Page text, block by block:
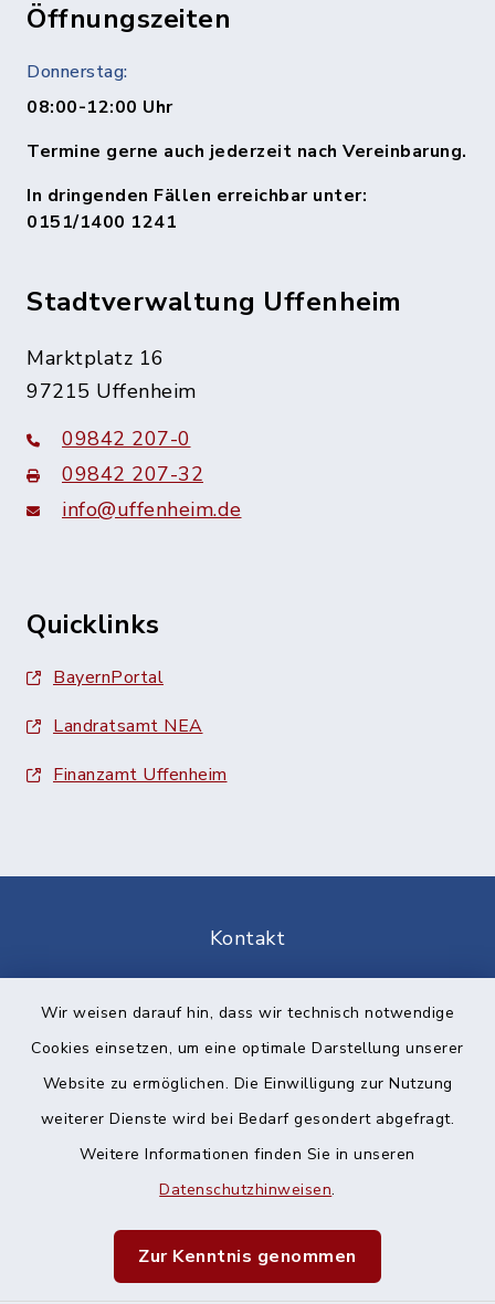
Wir weisen darauf hin, dass wir technisch notwendige
Cookies einsetzen, um eine optimale Darstellung unserer
Website zu ermöglichen. Die Einwilligung zur Nutzung
weiterer Dienste wird bei Bedarf gesondert abgefragt.
Weitere Informationen finden Sie in unseren
Datenschutzhinweisen.
Zur Kenntnis genommen
Öffnungszeiten
Donnerstag:
08:00-12:00 Uhr
Termine gerne auch jederzeit nach Vereinbarung.
In dringenden Fällen erreichbar unter:
0151/1400 1241
Stadtverwaltung Uffenheim
Marktplatz 16
97215 Uffenheim
09842 207-0
09842 207-32
info@uffenheim.de
Quicklinks
BayernPortal
Landratsamt NEA
Finanzamt Uffenheim
Kontakt
Datenschutz
Impressum
Sitemap
Cookie-Einstellungen